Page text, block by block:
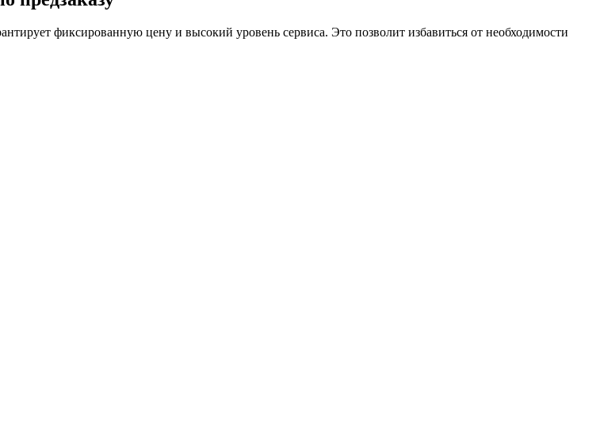
фиксированную цену и высокий уровень сервиса. Это позволит избавиться от необходимости